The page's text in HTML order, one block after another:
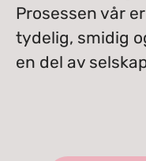
Prosessen vår
tydelig, smidig
en del av